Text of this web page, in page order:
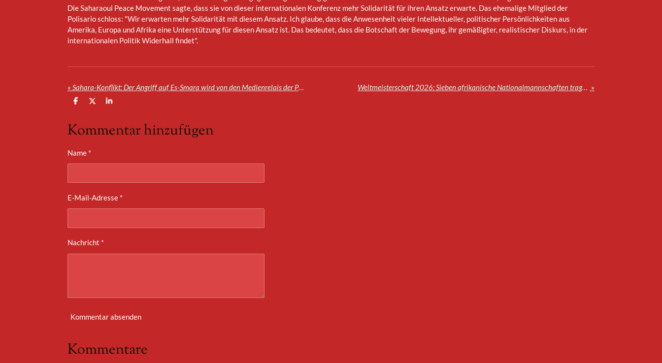
Die Saharaoui Peace Movement sagte, dass sie von dieser internationalen Konferenz mehr Solidarität für ihren Ansatz erwarte. Das ehemalige Mitglied der
Polisario schloss: "Wir erwarten mehr Solidarität mit diesem Ansatz. Ich glaube, dass die Anwesenheit vieler Intellektueller, politischer Persönlichkeiten aus
Amerika, Europa und Afrika eine Unterstützung für diesen Ansatz ist. Das bedeutet, dass die Botschaft der Bewegung, ihr gemäßigter, realistischer Diskurs, in der
internationalen Politik Widerhall findet".
« Sahara-Konflikt: Der Angriff auf Es-Smara wird von den Medienrelais der Polisario beansprucht Weltmeisterschaft 2026: Sieben afrikanische Nationalmannschaften tragen ihre Heimspiele in Marokko aus. »
T
l
e
T
e
T
e
Kommentar hinzufügen
Name *
E-Mail-Adresse *
Nachricht *
Kommentar absenden
Kommentare